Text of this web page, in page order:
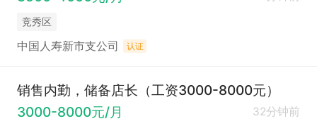
竞秀区
中国人寿新市支公司 认证
销售内勤，储备店长（工资3000-8000元）
3000-8000元/月
32分钟前